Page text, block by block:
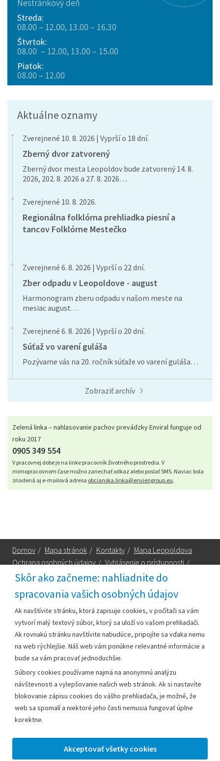
Skôr ako začneme: nahliadnite do
spracovania vašich osobných údajov
Ak navštívite stránku, ktorá zapisuje cookies, v počítači sa vám
vytvorí malý textový súbor, ktorý sa uloží vo vašom prehliadači.
Ak rovnakú stránku navštívite nabudúce, pripojíte sa vďaka nemu
na web rýchlejšie. Náš web vám ponúkne relevantné informácie a
bude sa vám pracovať jednoduchšie.
Súbory cookies používame najmä na anonymnú analýzu
návštevnosti a vylepšovanie našich web stránok. Ak si nastavíte
blokovanie zápisu cookies do vášho prehliadača, je možné, že
web sa spomalí a niektoré jeho časti nemusia fungovať úplne
korektne.
Nestránkový deň
Streda:
08.00 – 12.00, 13.00 – 16.30
Štvrtok:
08.00 – 12.00, 13.00 – 15.00
Piatok:
08.00 – 12.00
Aktuálne oznamy
Zverejnené 10. 8. 2026 | Vyprší o 18 dní.
Zberný dvor zatvorený
Zberný dvor mesta Leopoldov bude zatvorený 14. 8.
2026, 202. 8. 2026 a 27. 8. 2026…
Zverejnené 10. 8. 2026.
Regionálna folklórna prehliadka piesní a
tancov Folklórne Mestečko
Zverejnené 6. 8. 2026 | Vyprší o 22 dní.
Zber odpadu v Leopoldove - august
Harmonogram zberu odpadu v našom meste na
mesiac august…
Zverejnené 6. 8. 2026 | Vyprší o 20 dní.
Súťaž vo varení guláša
Pozývame vás na 20. ročník súťaže vo varení guláša…
Zobraziť archív
Zelená linka – nahlasovanie pachov prevádzky Enviral funguje od
roku 2017
0905 349 554
V pracovnej dobe je na linke pracovník životného prostredia. V
mimopracovnom čase možno zanechať odkaz alebo poslať SMS. Naviac bola
zriadená aj e-mailová adresa obcianska.linka@enviengroup.eu.
Domov / Mapa stránok / Kontakty / Mapa Leopoldova
Ochrana osobných údajov / Vyhlásenie o prístupnosti /
Technická podpora
Mestský úrad Leopoldov
Hlohovská cesta 1818/2A
920 41 Leopoldov
Kontakt:
Telefón:+42133/285 27 11
Email:
mesto@leopoldov.sk
primatorka@leopoldov.sk